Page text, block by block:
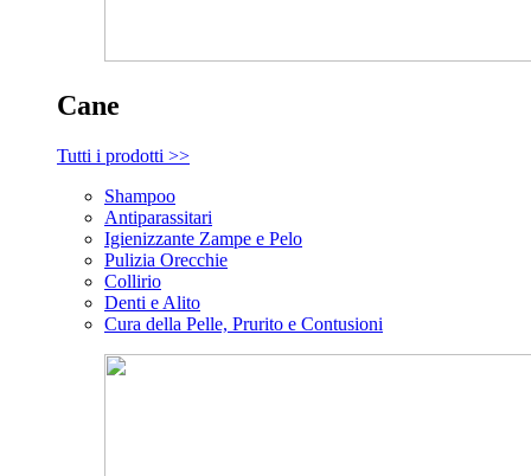
Cane
Tutti i prodotti >>
Shampoo
Antiparassitari
Igienizzante Zampe e Pelo
Pulizia Orecchie
Collirio
Denti e Alito
Cura della Pelle, Prurito e Contusioni